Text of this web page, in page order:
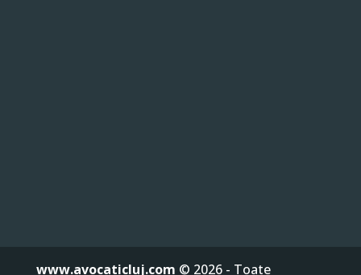
www.avocaticluj.com © 2026 - Toate